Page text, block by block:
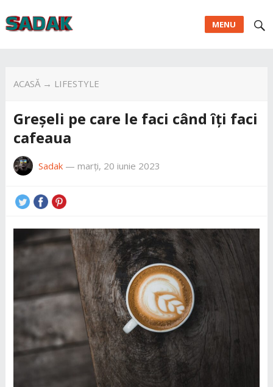
MENU
ACASĂ→ LIFESTYLE
Greșeli pe care le faci când îți faci
cafeaua
Sadak— marți, 20 iunie 2023